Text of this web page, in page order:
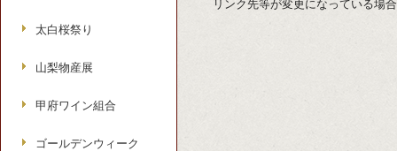
リンク先等が変更になっている場
太白桜祭り
山梨物産展
甲府ワイン組合
ゴールデンウィーク